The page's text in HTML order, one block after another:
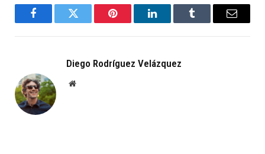
FacebookTwitter Pinterest LinkedInTumblr Email
Diego Rodríguez Velázquez
Website